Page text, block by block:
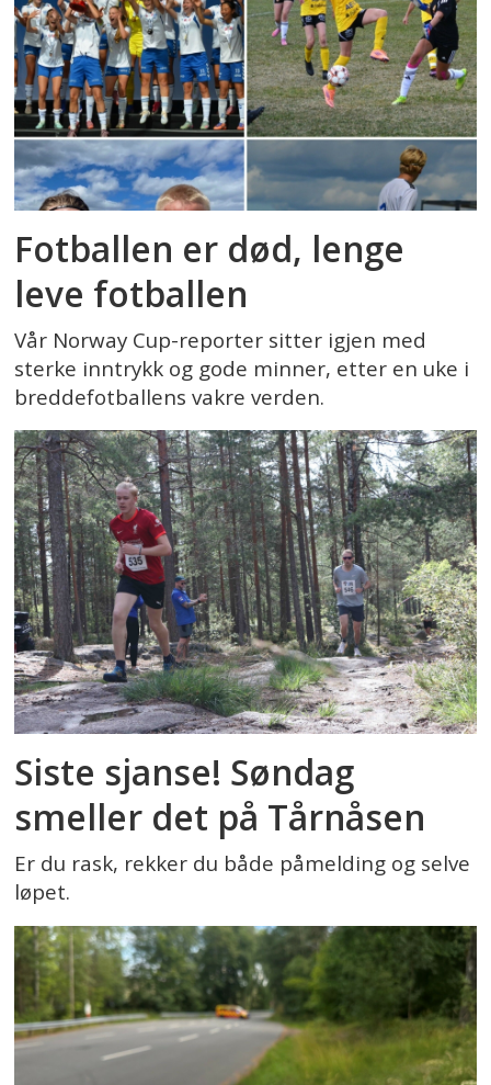
Fotballen er død, lenge
leve fotballen
Vår Norway Cup-reporter sitter igjen med
sterke inntrykk og gode minner, etter en uke i
breddefotballens vakre verden.
Siste sjanse! Søndag
smeller det på Tårnåsen
Er du rask, rekker du både påmelding og selve
løpet.